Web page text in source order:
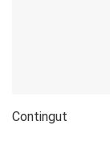
Contingut